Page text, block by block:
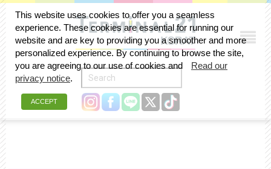
This website uses cookies to offer you a seamless
experience. These cookies are essential for running our
website and are key to providing you a smoother and more
personalized experience. By continuing to browse the site,
you are agreeing to our use of cookies and
Read our
privacy notice.
ACCEPT